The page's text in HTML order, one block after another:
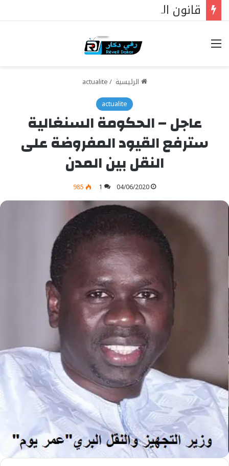
خيارات
الرئيسية /
actualite
actualite
عاجل – الحكومة السنغالية
سترفع القيود المفروضة على
النقل بين المدن
04/06/2020
1
985